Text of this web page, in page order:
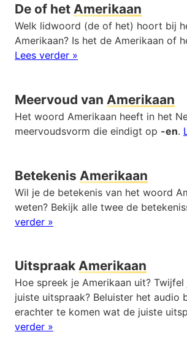
De of het Amerikaan
Welk lidwoord (de of het) hoort bij
Amerikaan? Is het de Amerikaan of
Lees verder »
Meervoud van Amerikaan
Het woord Amerikaan heeft in het
meervoudsvorm die eindigt op -en.
Betekenis Amerikaan
Wil je de betekenis van het woord
weten? Bekijk alle twee de
verder »
Uitspraak Amerikaan
Hoe spreek je Amerikaan uit?
juiste uitspraak? Beluister het audio
erachter te komen wat de juiste
verder »